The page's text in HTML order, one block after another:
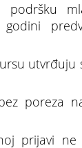
podršku
utvrđuju
poreza
prijavi